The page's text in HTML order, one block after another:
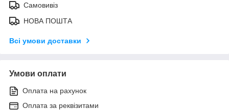
Самовивіз
НОВА ПОШТА
Всі умови доставки
Умови оплати
Оплата на рахунок
Оплата за реквізитами